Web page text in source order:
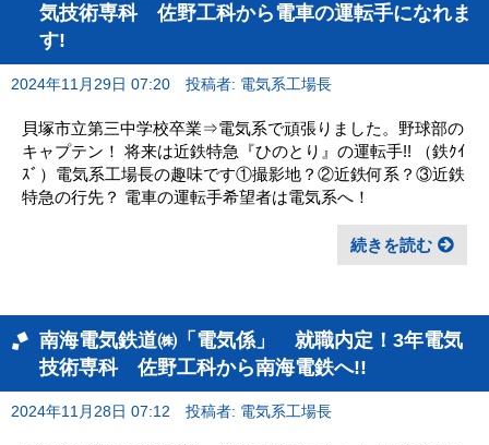
気技術専科 佐野工科から電車の運転手になれま
す!
2024年11月29日 07:20 投稿者: 電気系工場長
貝塚市立第三中学校卒業⇒電気系で頑張りました。野球部の
キャプテン！ 将来は近鉄特急『ひのとり』の運転手!! （鉄ｸｲ
ｽﾞ）電気系工場長の趣味です①撮影地？②近鉄何系？③近鉄
特急の行先？ 電車の運転手希望者は電気系へ！
続きを読む
南海電気鉄道㈱「電気係」 就職内定！3年電気
技術専科 佐野工科から南海電鉄へ!!
2024年11月28日 07:12 投稿者: 電気系工場長